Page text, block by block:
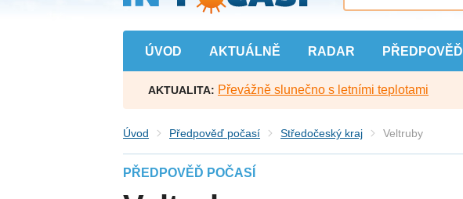
ÚVOD AKTUÁLNĚ RADAR PŘEDPOVĚĎ
AKTUALITA: Převážně slunečno s letními teplotami
Úvod Předpověď počasí Středočeský kraj Veltruby
PŘEDPOVĚĎ POČASÍ